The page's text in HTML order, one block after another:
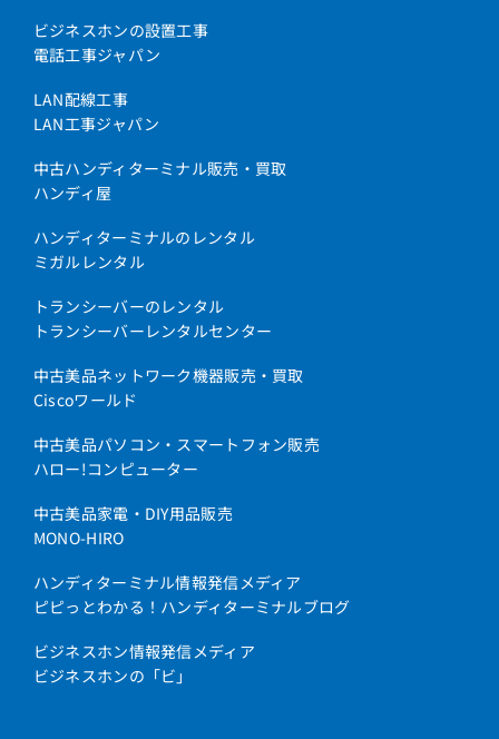
ビジネスホンの設置工事
電話工事ジャパン
LAN配線工事
LAN工事ジャパン
中古ハンディターミナル販売・買取
ハンディ屋
ハンディターミナルのレンタル
ミガルレンタル
トランシーバーのレンタル
トランシーバーレンタルセンター
中古美品ネットワーク機器販売・買取
Ciscoワールド
中古美品パソコン・スマートフォン販売
ハロー!コンピューター
中古美品家電・DIY用品販売
MONO-HIRO
ハンディターミナル情報発信メディア
ピピっとわかる！ハンディターミナルブログ
ビジネスホン情報発信メディア
ビジネスホンの「ビ」